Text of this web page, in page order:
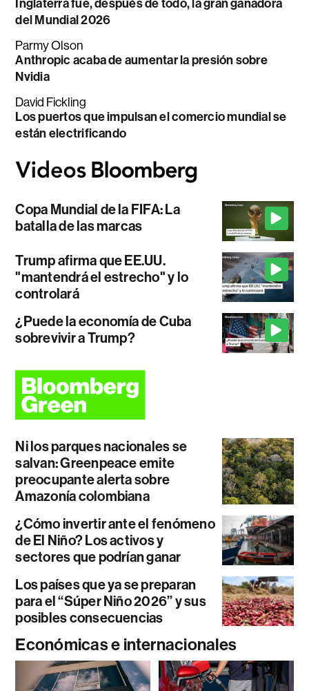
Inglaterra fue, después de todo, la gran ganadora
del Mundial 2026
Parmy Olson
Anthropic acaba de aumentar la presión sobre
Nvidia
David Fickling
Los puertos que impulsan el comercio mundial se
están electrificando
Copa Mundial de la FIFA: La
batalla de las marcas
Trump afirma que EE.UU.
"mantendrá el estrecho" y lo
controlará
¿Puede la economía de Cuba
sobrevivir a Trump?
Ni los parques nacionales se
salvan: Greenpeace emite
preocupante alerta sobre
Amazonía colombiana
¿Cómo invertir ante el fenómeno
de El Niño? Los activos y
sectores que podrían ganar
Los países que ya se preparan
para el “Súper Niño 2026” y sus
posibles consecuencias
Económicas e internacionales